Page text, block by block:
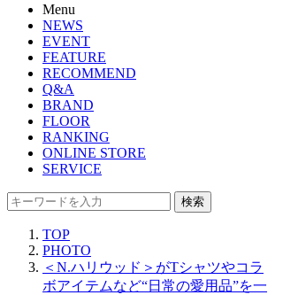
Menu
NEWS
EVENT
FEATURE
RECOMMEND
Q&A
BRAND
FLOOR
RANKING
ONLINE STORE
SERVICE
検索
TOP
PHOTO
＜N.ハリウッド＞がTシャツやコラ
ボアイテムなど“日常の愛用品”を一